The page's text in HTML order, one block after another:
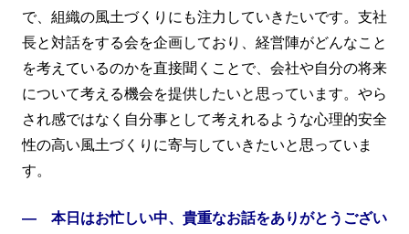
で、組織の風土づくりにも注力していきたいです。支社
長と対話をする会を企画しており、経営陣がどんなこと
を考えているのかを直接聞くことで、会社や自分の将来
について考える機会を提供したいと思っています。やら
され感ではなく自分事として考えれるような心理的安全
性の高い風土づくりに寄与していきたいと思っていま
す。
― 本日はお忙しい中、貴重なお話をありがとうござい